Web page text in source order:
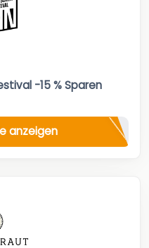
-15 % Sparen
anzeigen